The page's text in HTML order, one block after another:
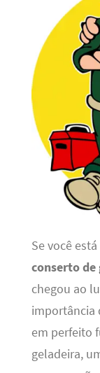
Se você
conserto de
chegou ao
importância
em perfeito
geladeira,